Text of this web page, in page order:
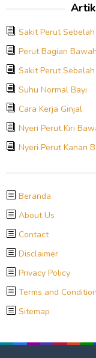
Sakit Perut
Perut Bagian
Sakit Perut
Suhu Normal Bayi
Cara Kerja Ginjal
Nyeri Perut Kiri
Nyeri Perut Kanan
Beranda
About Us
Contact
Disclaimer
Privacy Policy
Terms and
Sitemap